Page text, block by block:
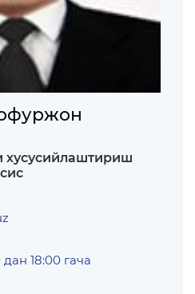
хусусийлаштириш
18:00 гача